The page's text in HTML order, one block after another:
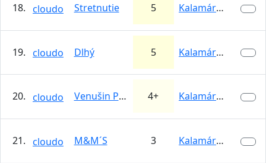
18. cloudo Stretnutie 5 Kalamárka
19. cloudo Dlhý 5 Kalamárka
20. cloudo Venušin Pahorok 4+ Kalamárka
21. cloudo M&M´S 3 Kalamárka